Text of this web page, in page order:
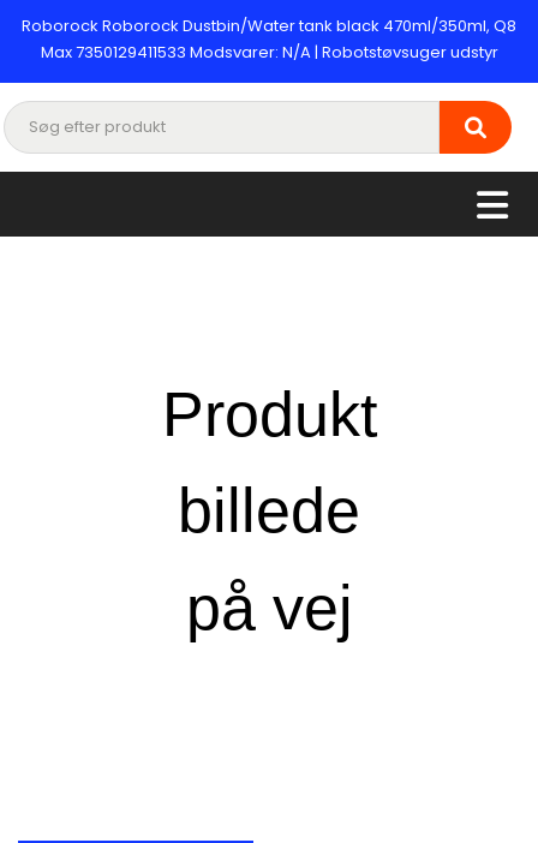
Roborock Roborock Dustbin/Water tank black 470ml/350ml, Q8
Max 7350129411533 Modsvarer: N/A | Robotstøvsuger udstyr